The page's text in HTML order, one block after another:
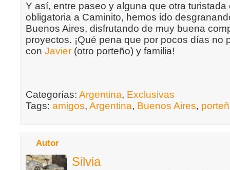
Y así, entre paseo y alguna que otra turistada
obligatoria a Caminito, hemos ido
Buenos Aires, disfrutando de muy buena
proyectos. ¡Qué pena que por pocos días no
con Javier (otro porteño) y familia!
Categorías: Argentina, Exclusivas
Tags: amigos, Argentina, Buenos Aires,
Autor
Silvia